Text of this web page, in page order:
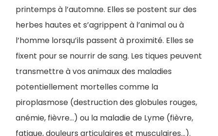
printemps à l’automne. Elles se postent sur des
herbes hautes et s’agrippent à l’animal ou à
l’homme lorsqu’ils passent à proximité. Elles se
fixent pour se nourrir de sang. Les tiques peuvent
transmettre à vos animaux des maladies
potentiellement mortelles comme la
piroplasmose (destruction des globules rouges,
anémie, fièvre...) ou la maladie de Lyme (fièvre,
fatigue, douleurs articulaires et musculaires...).